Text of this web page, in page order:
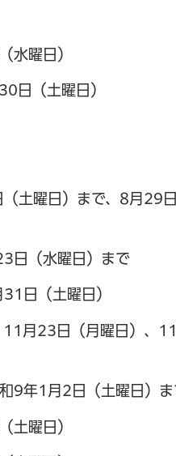
水曜日）
日（土曜日）
土曜日）まで、8月29
日（水曜日）まで
日（土曜日）
月23日（月曜日）、
9年1月2日（土曜日）ま
土曜日）